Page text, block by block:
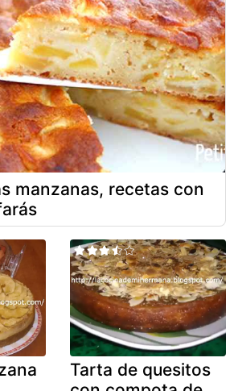
manzanas, recetas con
Tarta de quesitos